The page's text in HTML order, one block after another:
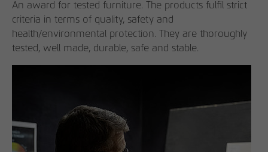
An award for tested furniture. The products fulfil strict
criteria in terms of quality, safety and
health/environmental protection. They are thoroughly
tested, well made, durable, safe and stable.